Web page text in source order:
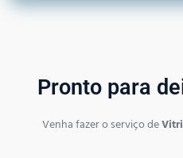
Pronto para
Venha fazer o serviço de